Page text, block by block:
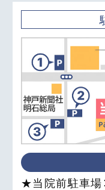
★当院前駐車場